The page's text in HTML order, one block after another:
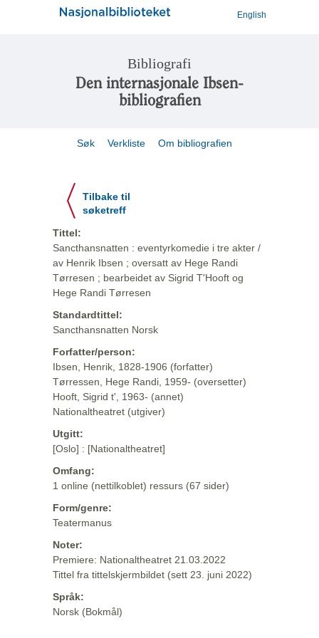
English
Bibliografi
Den internasjonale Ibsen-
bibliografien
Søk Verkliste Om bibliografien
Tilbake til
søketreff
Tittel:
Sancthansnatten : eventyrkomedie i tre akter /
av Henrik Ibsen ; oversatt av Hege Randi
Tørresen ; bearbeidet av Sigrid T'Hooft og
Hege Randi Tørresen
Standardtittel:
Sancthansnatten Norsk
Forfatter/person:
Ibsen, Henrik, 1828-1906 (forfatter)
Tørressen, Hege Randi, 1959- (oversetter)
Hooft, Sigrid t', 1963- (annet)
Nationaltheatret (utgiver)
Utgitt:
[Oslo] : [Nationaltheatret]
Omfang:
1 online (nettilkoblet) ressurs (67 sider)
Form/genre:
Teatermanus
Noter:
Premiere: Nationaltheatret 21.03.2022
Tittel fra tittelskjermbildet (sett 23. juni 2022)
Språk:
Norsk (Bokmål)